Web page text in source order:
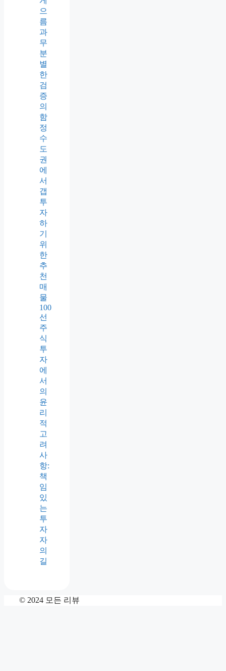
으
름
과
무
분
별
한
검
증
의
함
정
수
도
권
에
서
갭
투
자
하
기
위
한
추
천
매
물
100
선
주
식
투
자
에
서
의
윤
리
적
고
려
사
항:
책
임
있
는
투
자
자
의
길
© 2024 모든 리뷰